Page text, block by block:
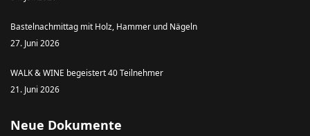
Bastelnachmittag mit Holz, Hammer und Nägeln
27. Juni 2026
WALK & WINE begeistert 40 Teilnehmer
21. Juni 2026
Neue Dokumente